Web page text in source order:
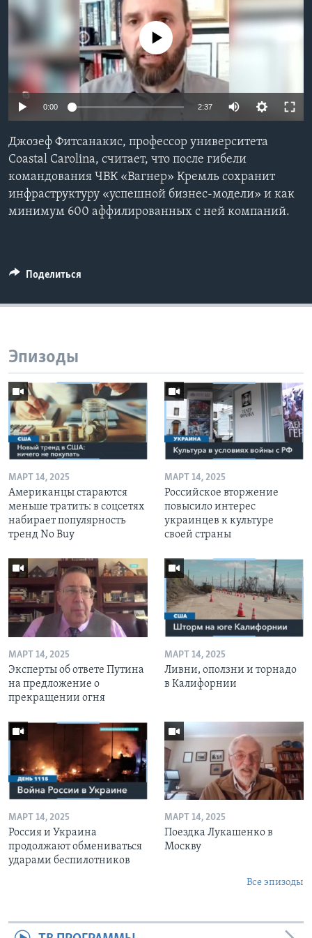
Learning English
СОЦИАЛЬНЫЕ СЕТИ
No media source currently available
0:00 2:37
Джозеф Фитсанакис, профессор университета
Coastal Carolina, считает, что после гибели
командования ЧВК «Вагнер» Кремль сохранит
инфраструктуру «успешной бизнес-модели» и как
минимум 600 аффилированных с ней компаний.
Поделиться
Эпизоды
МАРТ 14, 2025
Американцы стараются
меньше тратить: в соцсетях
набирает популярность
тренд No Buy
МАРТ 14, 2025
Российское вторжение
повысило интерес
украинцев к культуре
своей страны
МАРТ 14, 2025
Эксперты об ответе Путина
на предложение о
прекращении огня
МАРТ 14, 2025
Ливни, оползни и торнадо
в Калифорнии
МАРТ 14, 2025
Россия и Украина
продолжают обмениваться
ударами беспилотников
МАРТ 14, 2025
Поездка Лукашенко в
Москву
Все эпизоды